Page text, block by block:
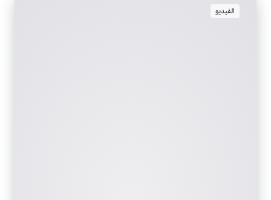
الفيديو